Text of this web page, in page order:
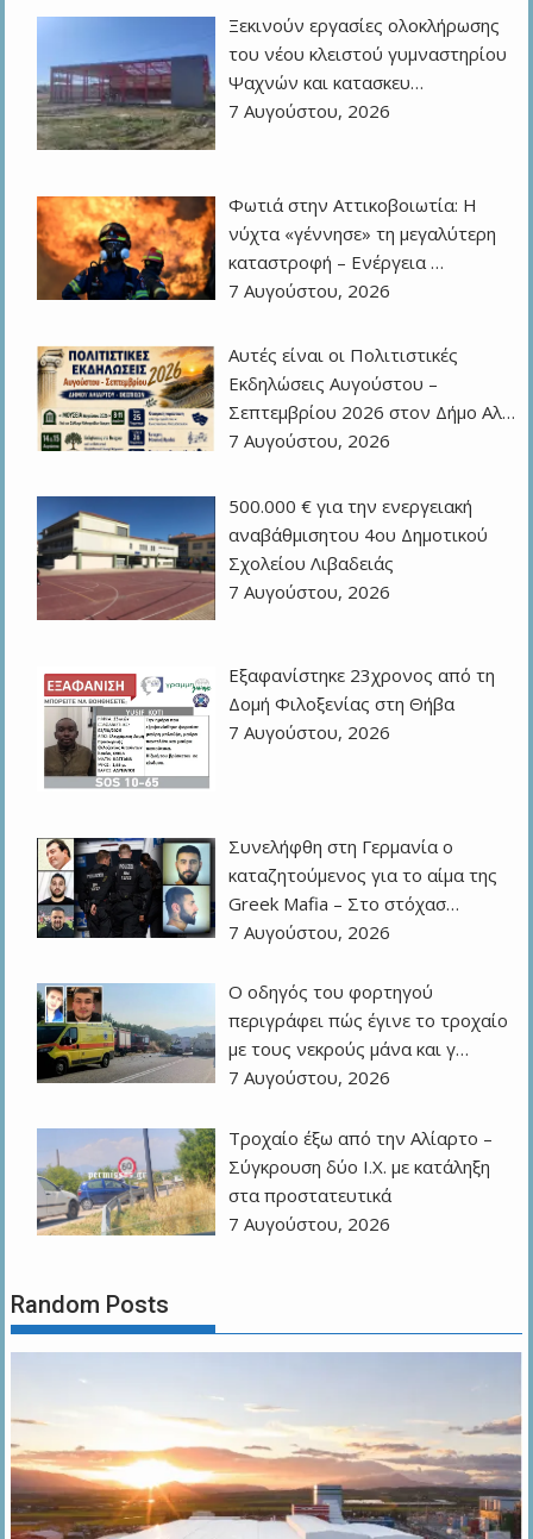
Ξεκινούν εργασίες ολοκλήρωσης
του νέου κλειστού γυμναστηρίου
Ψαχνών και κατασκευ…
7 Αυγούστου, 2026
Φωτιά στην Αττικοβοιωτία: Η
νύχτα «γέννησε» τη μεγαλύτερη
καταστροφή – Ενέργεια …
7 Αυγούστου, 2026
Αυτές είναι οι Πολιτιστικές
Εκδηλώσεις Αυγούστου –
Σεπτεμβρίου 2026 στον Δήμο Αλ…
7 Αυγούστου, 2026
500.000 € για την ενεργειακή
αναβάθμισητου 4ου Δημοτικού
Σχολείου Λιβαδειάς
7 Αυγούστου, 2026
Εξαφανίστηκε 23χρονος από τη
Δομή Φιλοξενίας στη Θήβα
7 Αυγούστου, 2026
Συνελήφθη στη Γερμανία ο
καταζητούμενος για το αίμα της
Greek Mafia – Στο στόχασ…
7 Αυγούστου, 2026
Ο οδηγός του φορτηγού
περιγράφει πώς έγινε το τροχαίο
με τους νεκρούς μάνα και γ…
7 Αυγούστου, 2026
Τροχαίο έξω από την Αλίαρτο –
Σύγκρουση δύο Ι.Χ. με κατάληξη
στα προστατευτικά
7 Αυγούστου, 2026
Random Posts